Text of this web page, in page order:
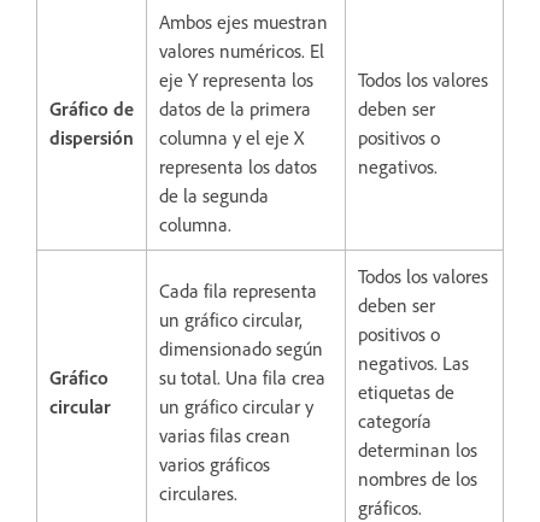
Gráfico de
dispersión
Ambos ejes muestran
valores numéricos. El
eje Y representa los
datos de la primera
columna y el eje X
representa los datos
de la segunda
columna.
Todos los valores
deben ser
positivos o
negativos.
Gráfico
circular
Cada fila representa
un gráfico circular,
dimensionado según
su total. Una fila crea
un gráfico circular y
varias filas crean
varios gráficos
circulares.
Todos los valores
deben ser
positivos o
negativos. Las
etiquetas de
categoría
determinan los
nombres de los
gráficos.